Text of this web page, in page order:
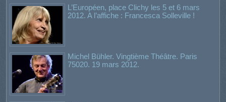
L’Européen, place Clichy les 5 et 6 mars
2012. A l’affiche : Francesca Solleville !
Michel Bühler. Vingtième Théâtre. Paris
75020. 19 mars 2012.